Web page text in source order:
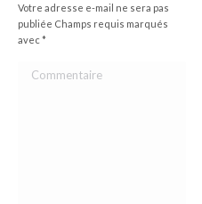
Votre adresse e-mail ne sera pas
publiée Champs requis marqués
avec *
Commentaire